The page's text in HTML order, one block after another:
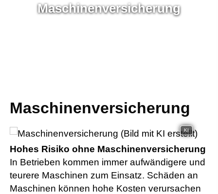
Maschinenversicherung
Maschinenversicherung
KI
Hohes Risiko ohne Maschinenversicherung
In Betrieben kommen immer aufwändigere und
teurere Maschinen zum Einsatz. Schäden an
Maschinen können hohe Kosten verursachen